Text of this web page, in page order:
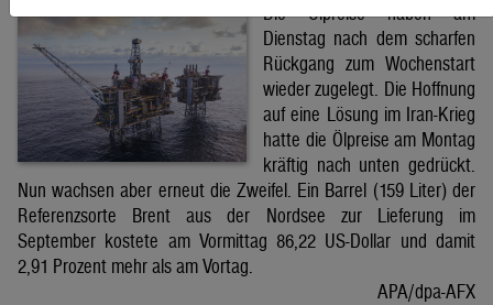
Die Ölpreise haben am
Dienstag nach dem scharfen
Rückgang zum Wochenstart
wieder zugelegt. Die Hoffnung
auf eine Lösung im Iran-Krieg
hatte die Ölpreise am Montag
kräftig nach unten gedrückt.
Nun wachsen aber erneut die Zweifel. Ein Barrel (159 Liter) der
Referenzsorte Brent aus der Nordsee zur Lieferung im
September kostete am Vormittag 86,22 US-Dollar und damit
2,91 Prozent mehr als am Vortag.
APA/dpa-AFX